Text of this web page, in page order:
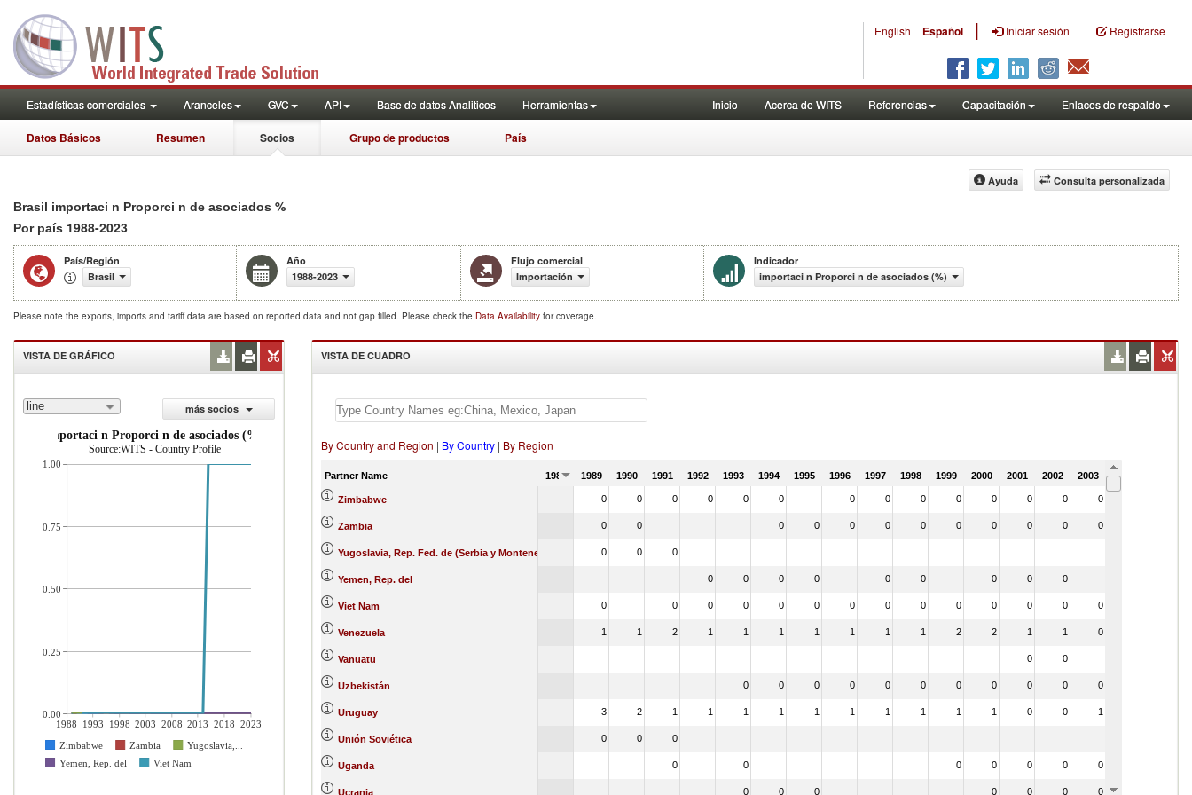
English Español | Iniciar sesión Registrarse
Estadísticas comerciales Aranceles GVC API Base de datos Analiticos Herramientas Inicio Acerca de WITS Referencias Capacitación Enlaces de respaldo
Datos Básicos Resumen Socios Grupo de productos País
Consulta personalizada
Ayuda
Brasil importaci n Proporci n de asociados %
Por país 1988-2023
País/Región
Brasil
Año
1988-2023
Flujo comercial
Importación
Indicador
importaci n Proporci n de asociados (%)
Please note the exports, imports and tariff data are based on reported data and not gap filled. Please check the Data Availability for coverage.
VISTA DE GRÁFICO
line
más socios
importaci n Proporci n de asociados (%)
Source:WITS - Country Profile
1988 1993 1998 2003 2008 2013 2018 2023
Zimbabwe
Zambia
Yugoslavia,...
Yemen, Rep. del
Viet Nam
1.00
0.75
0.50
0.25
0.00
VISTA DE CUADRO
By Country and Region | By Country | By Region
Partner Name 1988 1989 1990 1991 1992 1993 1994 1995 1996 1997 1998 1999 2000 2001 2002 2003 2004
Zimbabwe 0 0 0 0 0 0 0 0 0 0 0 0 0 0
Zambia 0 0 0 0 0 0 0 0 0 0 0 0
Yugoslavia, Rep. Fed. de (Serbia y Montenegro) 0 0 0
Yemen, Rep. del 0 0 0 0 0 0 0 0 0
Viet Nam 0 0 0 0 0 0 0 0 0 0 0 0 0 0
Venezuela 1 1 2 1 1 1 1 1 1 1 2 2 1 1 0
Vanuatu 0 0
Uzbekistán 0 0 0 0 0 0 0 0 0 0 0
Uruguay 3 2 1 1 1 1 1 1 1 1 1 1 0 0 1
Unión Soviética 0 0 0
Uganda 0 0 0 0 0 0 0
Ucrania 0 0 0 0 0 0 0